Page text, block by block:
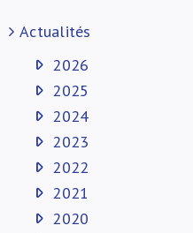
Actualités
2026
2025
2024
2023
2022
2021
2020